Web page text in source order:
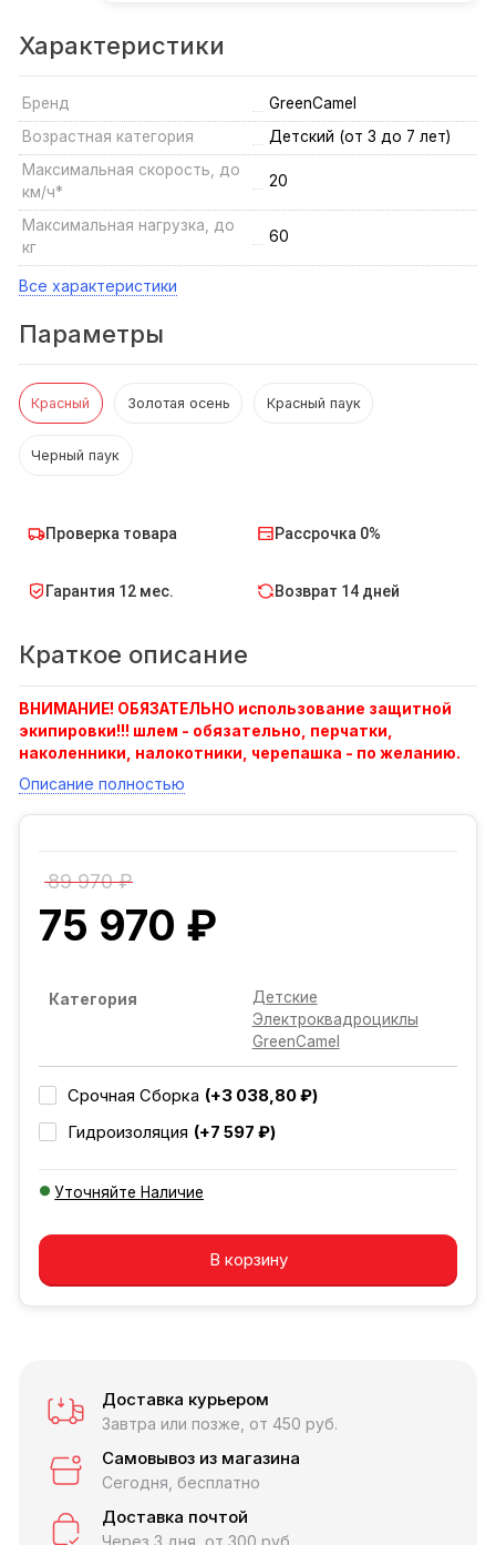
Характеристики
Бренд
GreenCamel
Возрастная категория
Детский (от 3 до 7 лет)
Максимальная скорость, до
км/ч*
20
Максимальная нагрузка, до
кг
60
Все характеристики
Параметры
Красный Золотая осень Красный паук
Черный паук
Проверка товара Рассрочка 0%
Гарантия 12 мес. Возврат 14 дней
Краткое описание
ВНИМАНИЕ! ОБЯЗАТЕЛЬНО использование защитной
экипировки!!! шлем - обязательно, перчатки,
наколенники, налокотники, черепашка - по желанию.
Описание полностью
89 970 ₽
75 970 ₽
Категория
Детские
Электроквадроциклы
GreenCamel
Срочная Сборка (+3 038,80 ₽)
Гидроизоляция (+7 597 ₽)
Уточняйте Наличие
Добавляется...
В корзину
Доставка курьером
Завтра или позже, от 450 руб.
Самовывоз из магазина
Сегодня, бесплатно
Доставка почтой